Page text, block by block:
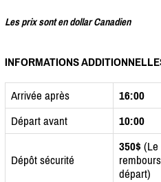
Les prix sont en dollar Canadien
INFORMATIONS
Arrivée après
16:00
Départ avant
10:00
Dépôt sécurité
350$ (Le
départ)